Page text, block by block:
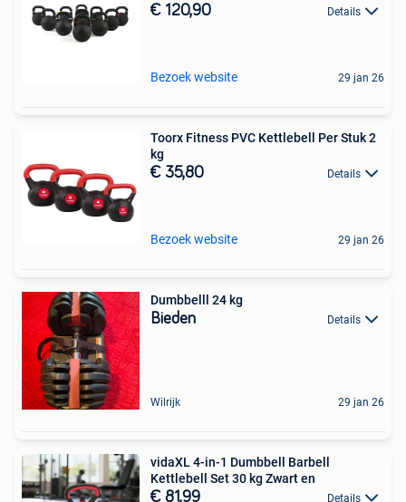
€ 120,90 Details
Bezoek website 29 jan 26
Toorx Fitness PVC Kettlebell Per Stuk 2
kg
€ 35,80 Details
Bezoek website 29 jan 26
Dumbbelll 24 kg
Bieden Details
Wilrijk 29 jan 26
vidaXL 4-in-1 Dumbbell Barbell
Kettlebell Set 30 kg Zwart en
€ 81,99 Details